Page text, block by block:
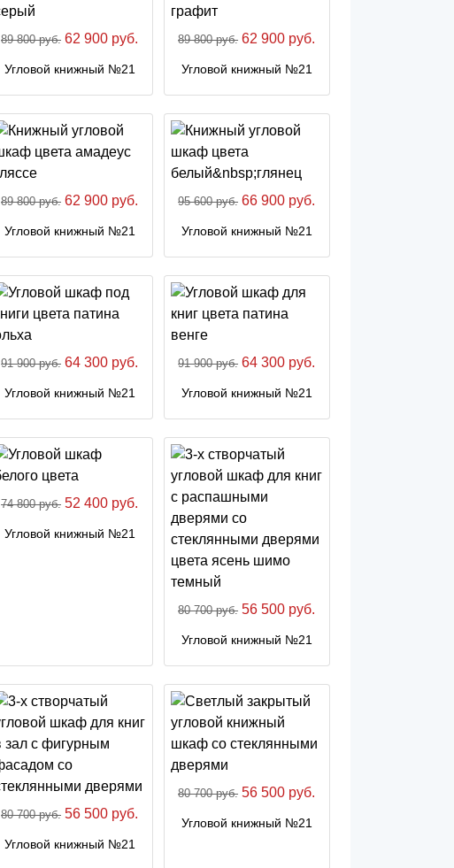
89 800 руб. 62 900 руб.
Угловой книжный №21
89 800 руб. 62 900 руб.
Угловой книжный №21
89 800 руб. 62 900 руб.
Угловой книжный №21
95 600 руб. 66 900 руб.
Угловой книжный №21
91 900 руб. 64 300 руб.
Угловой книжный №21
91 900 руб. 64 300 руб.
Угловой книжный №21
74 800 руб. 52 400 руб.
Угловой книжный №21
80 700 руб. 56 500 руб.
Угловой книжный №21
80 700 руб. 56 500 руб.
Угловой книжный №21
80 700 руб. 56 500 руб.
Угловой книжный №21